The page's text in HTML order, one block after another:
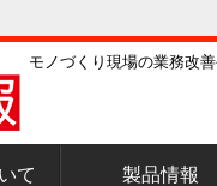
モノづくり現場の業務改
て 製品情報